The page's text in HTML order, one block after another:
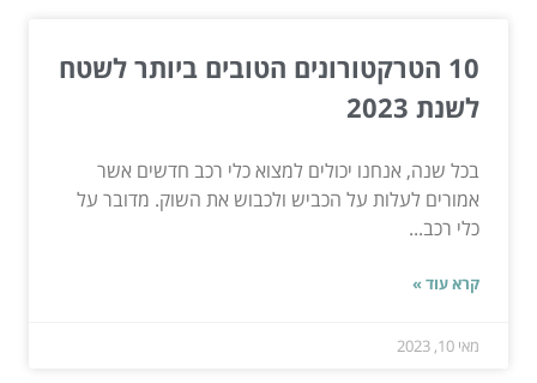
10 הטרקטורונים הטובים ביותר לשטח
לשנת 2023
בכל שנה, אנחנו יכולים למצוא כלי רכב חדשים אשר
אמורים לעלות על הכביש ולכבוש את השוק. מדובר על
כלי רכב...
קרא עוד »
מאי 10, 2023